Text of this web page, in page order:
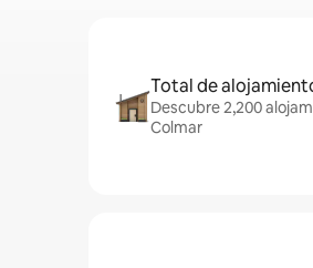
Total de
Descubre 2,200
Colmar